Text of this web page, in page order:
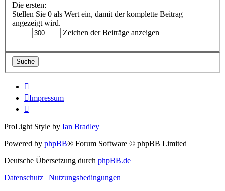
Die ersten:
Stellen Sie 0 als Wert ein, damit der komplette Beitrag
angezeigt wird.
Zeichen der Beiträge anzeigen
Impressum
ProLight Style by Ian Bradley
Powered by phpBB® Forum Software © phpBB Limited
Deutsche Übersetzung durch phpBB.de
Datenschutz | Nutzungsbedingungen